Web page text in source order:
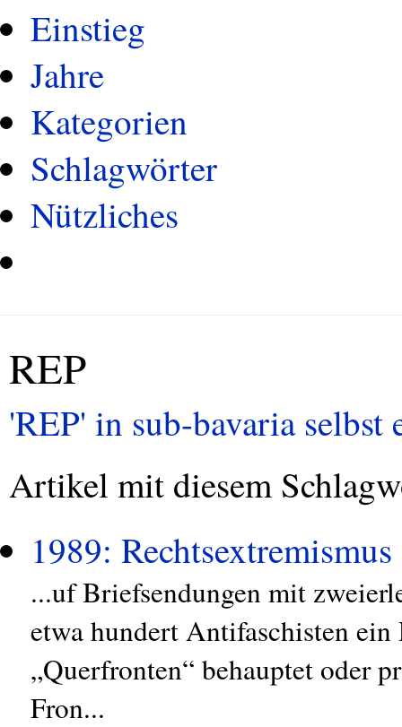
Einstieg
Jahre
Kategorien
Schlagwörter
Nützliches
REP
'REP' in sub-bavaria selbst
Artikel mit diesem
1989: Rechtsextremismus
...uf Briefsendungen mit
etwa hundert Antifaschisten
„Querfronten“ behauptet oder
Fron...